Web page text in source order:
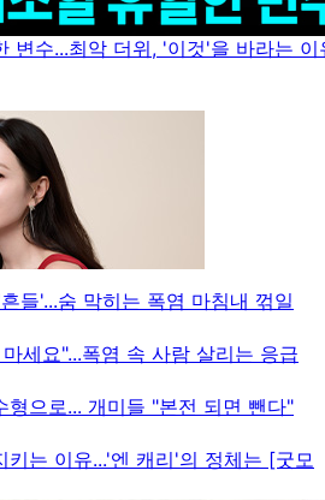
변수...최악 더위, '이것'을 바라는
들'...숨 막히는 폭염 마침내 꺾일
세요"...폭염 속 사람 살리는 응급
형으로... 개미들 "본전 되면 뺀다"
키는 이유...'엔 캐리'의 정체는 [굿모